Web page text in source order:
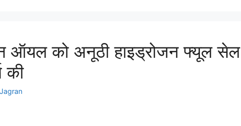
ऑयल को अनूठी हाइड्रोजन फ्यूल सेल
की